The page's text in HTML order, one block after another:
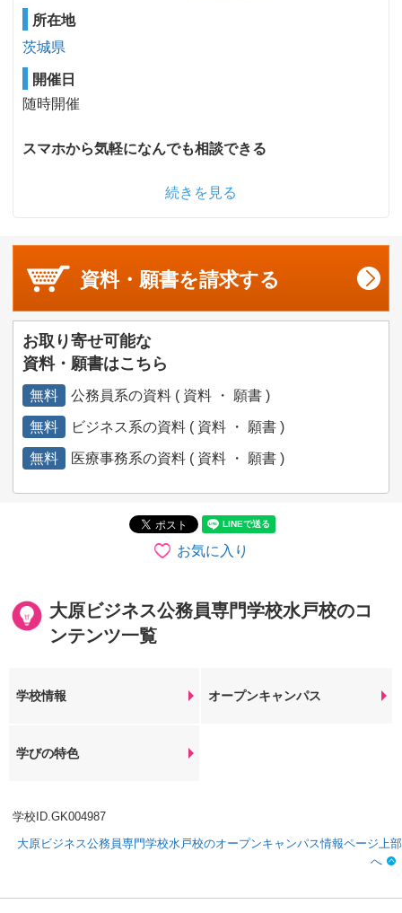
所在地
茨城県
開催日
随時開催
スマホから気軽になんでも相談できる
続きを見る
資料・願書を請求する
お取り寄せ可能な
資料・願書はこちら
無料 公務員系の資料 ( 資料 ・ 願書 )
無料 ビジネス系の資料 ( 資料 ・ 願書 )
無料 医療事務系の資料 ( 資料 ・ 願書 )
お気に入り
大原ビジネス公務員専門学校水戸校のコ
ンテンツ一覧
学校情報 オープンキャンパス
学びの特色
学校ID.GK004987
大原ビジネス公務員専門学校水戸校のオープンキャンパス情報ページ上部
へ